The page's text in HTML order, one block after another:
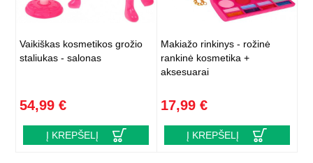
Vaikiškas kosmetikos grožio
staliukas - salonas
54,99 €
Į KREPŠELĮ
Makiažo rinkinys - rožinė
rankinė kosmetika +
aksesuarai
17,99 €
Į KREPŠELĮ